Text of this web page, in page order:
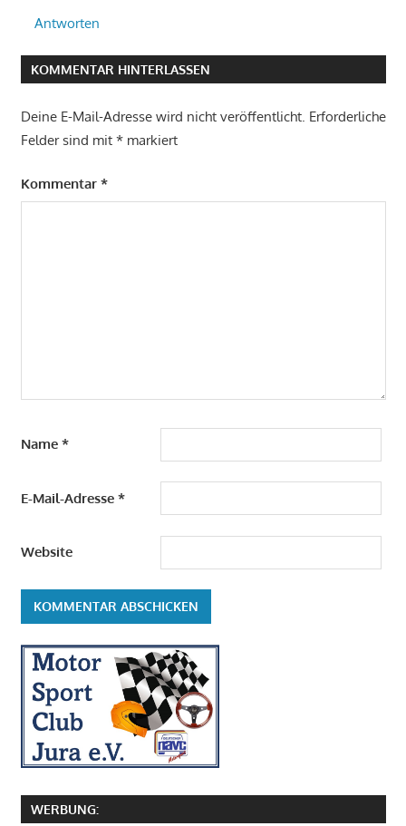
Antworten
KOMMENTAR HINTERLASSEN
Deine E-Mail-Adresse wird nicht veröffentlicht. Erforderliche
Felder sind mit *markiert
Kommentar *
Name *
E-Mail-Adresse *
Website
WERBUNG: